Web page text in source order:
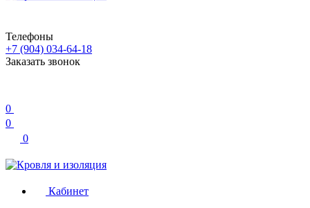
Телефоны
+7 (904) 034-64-18
Заказать звонок
0
0
0
Кабинет